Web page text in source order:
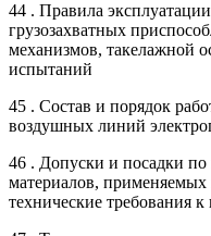
44 . Правила
грузозахватных
механизмов, такелажной
испытаний
45 . Состав и порядок
воздушных линий
46 . Допуски и посадки по
материалов,
технические требования